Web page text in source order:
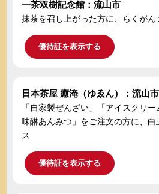
一茶双樹記念館：流山市
抹茶を召し上がった方に、らくがん
優待証を表示する
日本茶屋 癒淹（ゆゑん）：流山市
「自家製ぜんざい」「アイスクリ
味醂あんみつ」をご注文の方に、
ス
優待証を表示する